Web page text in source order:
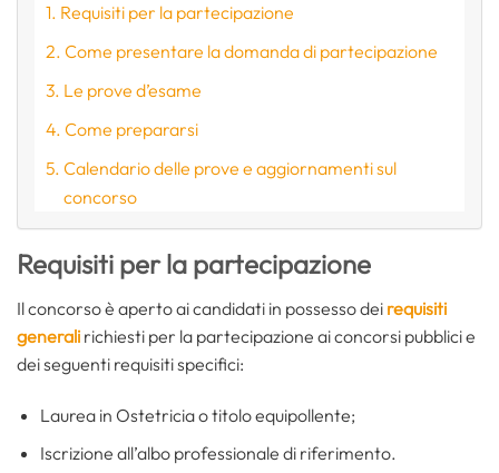
Requisiti per la partecipazione
Come presentare la domanda di partecipazione
Le prove d’esame
Come prepararsi
Calendario delle prove e aggiornamenti sul
concorso
Requisiti per la partecipazione
Il concorso è aperto ai candidati in possesso dei requisiti
generali richiesti per la partecipazione ai concorsi pubblici e
dei seguenti requisiti specifici:
Laurea in Ostetricia o titolo equipollente;
Iscrizione all’albo professionale di riferimento.